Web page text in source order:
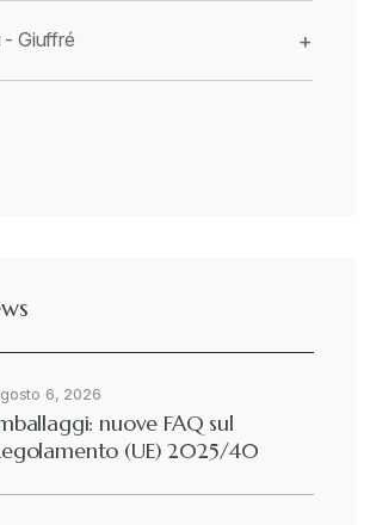
- Giuffré +
6, 2026
nuove FAQ sul
(UE) 2025/40